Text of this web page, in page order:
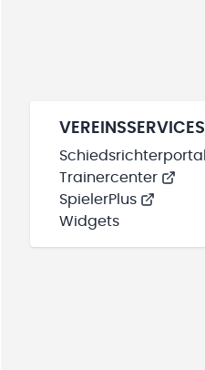
VEREINSSERVICES
Schiedsrichterportal
Trainercenter
SpielerPlus
Widgets